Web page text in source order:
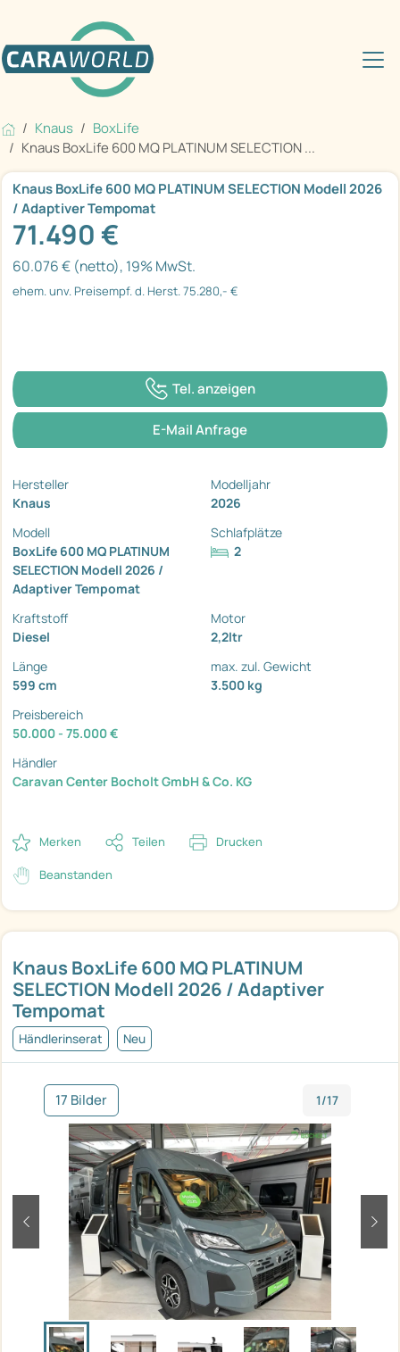
Knaus
BoxLife
Knaus BoxLife 600 MQ PLATINUM SELECTION ...
Knaus BoxLife 600 MQ PLATINUM
SELECTION Modell 2026 / Adaptiver
Tempomat
Händlerinserat Neu
17 Bilder 1/17
zurück
Knaus BoxLife 600 MQ PLATINUM SELECTION Modell 2026
/ Adaptiver Tempomat
71.490 €
60.076 € (netto), 19% MwSt.
ehem. unv. Preisempf. d. Herst. 75.280,- €
Tel. anzeigen
E-Mail Anfrage
Hersteller
Knaus
Modelljahr
2026
Modell
BoxLife 600 MQ PLATINUM
SELECTION Modell 2026 /
Adaptiver Tempomat
Schlafplätze
2
Kraftstoff
Diesel
Motor
2,2ltr
Länge
599 cm
max. zul. Gewicht
3.500 kg
Preisbereich
50.000 - 75.000 €
Händler
Caravan Center Bocholt GmbH & Co. KG
Merken Teilen Drucken
Beanstanden